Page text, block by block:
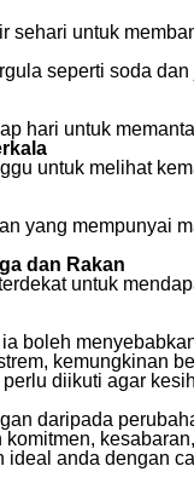
sehari untuk
seperti soda
hari untuk
untuk melihat
yang mempunyai
dan Rakan
untuk
boleh
kemungkinan
diikuti agar
daripada
ideal anda dengan